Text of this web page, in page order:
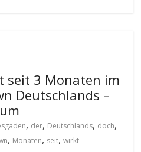
seit 3 Monaten im
Deutschlands –
, der, Deutschlands, doch,
, Monaten, seit,wirkt